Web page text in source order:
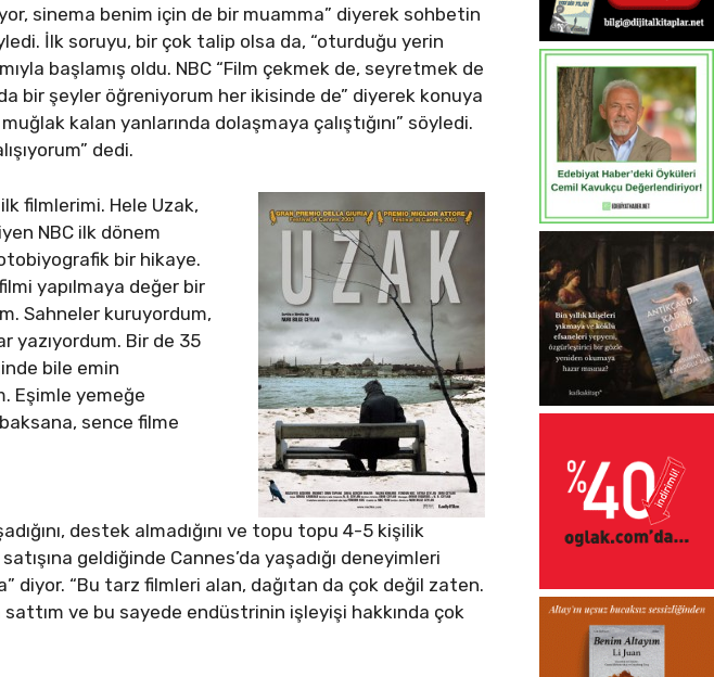
sinema benim için de bir muamma” diyerek sohbetin
İlk soruyu, bir çok talip olsa da, “oturduğu yerin
başlamış oldu. NBC “Film çekmek de, seyretmek de
bir şeyler öğreniyorum her ikisinde de” diyerek konuya
kalan yanlarında dolaşmaya çalıştığını” söyledi.
dedi.
filmlerimi. Hele Uzak,
NBC ilk dönem
bir hikaye.
yapılmaya değer bir
Sahneler kuruyordum,
yazıyordum. Bir de 35
bile emin
Eşimle yemeğe
sence filme
destek almadığını ve topu topu 4-5 kişilik
geldiğinde Cannes’da yaşadığı deneyimleri
diyor. “Bu tarz filmleri alan, dağıtan da çok değil zaten.
ve bu sayede endüstrinin işleyişi hakkında çok